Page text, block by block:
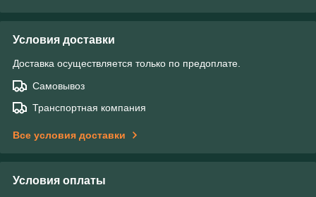
Условия доставки
Доставка осуществляется только по предоплате.
Самовывоз
Транспортная компания
Все условия доставки
Условия оплаты